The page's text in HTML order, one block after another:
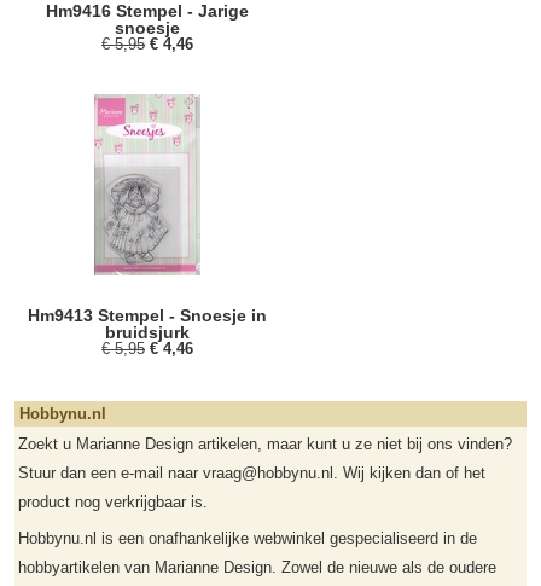
Hm9416 Stempel - Jarige
snoesje
€ 5,95 € 4,46
Hm9413 Stempel - Snoesje in
bruidsjurk
€ 5,95 € 4,46
Hobbynu.nl
Zoekt u Marianne Design artikelen, maar kunt u ze niet bij ons vinden?
Stuur dan een e-mail naar vraag@hobbynu.nl. Wij kijken dan of het
product nog verkrijgbaar is.
Hobbynu.nl is een onafhankelijke webwinkel gespecialiseerd in de
hobbyartikelen van Marianne Design. Zowel de nieuwe als de oudere